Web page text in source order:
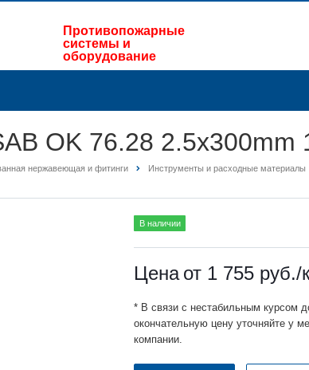
Противопожарные
системы и
оборудование
OK 76.28 2.5x300mm
нержавеющая и фитинги Инструменты и расходные материалы
В наличии
Цена от 1 755 руб./
* В связи с нестабильным курсом
окончательную цену уточняйте у
компании.